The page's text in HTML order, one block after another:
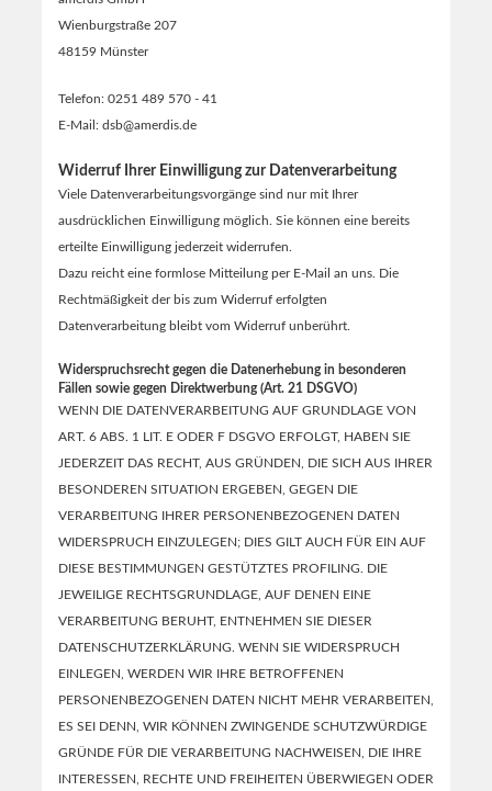
Wienburgstraße 207
48159 Münster
Telefon: 0251 489 570 - 41
E-Mail: dsb@amerdis.de
Widerruf Ihrer Einwilligung zur Datenverarbeitung
Viele Datenverarbeitungsvorgänge sind nur mit Ihrer
ausdrücklichen Einwilligung möglich. Sie können eine bereits
erteilte Einwilligung jederzeit widerrufen.
Dazu reicht eine formlose Mitteilung per E-Mail an uns. Die
Rechtmäßigkeit der bis zum Widerruf erfolgten
Datenverarbeitung bleibt vom Widerruf unberührt.
Widerspruchsrecht gegen die Datenerhebung in besonderen
Fällen sowie gegen Direktwerbung (Art. 21 DSGVO)
WENN DIE DATENVERARBEITUNG AUF GRUNDLAGE VON
ART. 6 ABS. 1 LIT. E ODER F DSGVO ERFOLGT, HABEN SIE
JEDERZEIT DAS RECHT, AUS GRÜNDEN, DIE SICH AUS IHRER
BESONDEREN SITUATION ERGEBEN, GEGEN DIE
VERARBEITUNG IHRER PERSONENBEZOGENEN DATEN
WIDERSPRUCH EINZULEGEN; DIES GILT AUCH FÜR EIN AUF
DIESE BESTIMMUNGEN GESTÜTZTES PROFILING. DIE
JEWEILIGE RECHTSGRUNDLAGE, AUF DENEN EINE
VERARBEITUNG BERUHT, ENTNEHMEN SIE DIESER
DATENSCHUTZERKLÄRUNG. WENN SIE WIDERSPRUCH
EINLEGEN, WERDEN WIR IHRE BETROFFENEN
PERSONENBEZOGENEN DATEN NICHT MEHR VERARBEITEN,
ES SEI DENN, WIR KÖNNEN ZWINGENDE SCHUTZWÜRDIGE
GRÜNDE FÜR DIE VERARBEITUNG NACHWEISEN, DIE IHRE
INTERESSEN, RECHTE UND FREIHEITEN ÜBERWIEGEN ODER